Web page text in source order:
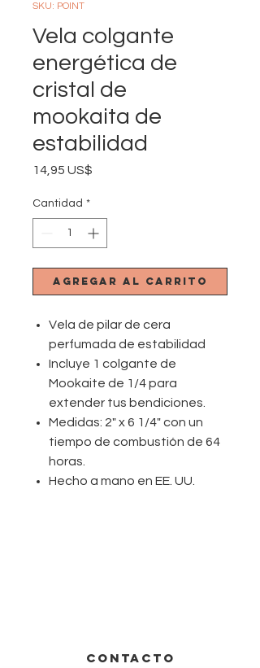
SKU: POINT
Vela colgante
energética de
cristal de
mookaita de
estabilidad
14,95 US$
Cantidad *
Agregar al carrito
Vela de pilar de cera
perfumada de estabilidad
Incluye 1 colgante de
Mookaite de 1/4 para
extender tus bendiciones.
Medidas: 2" x 6 1/4" con un
tiempo de combustión de 64
horas.
Hecho a mano en EE. UU.
CONTACTO